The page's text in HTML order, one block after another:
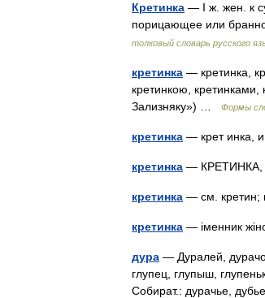
Кретинка — I ж. жен. к
порицающее или
толковый словарь русского
кретинка — кретинка,
кретинкою, кретинками,
Зализняку») …
Формы
кретинка — крет инка,
кретинка — КРЕТИНКА,
кретинка — см. кретин;
кретинка — іменник
дура — Дуралей,
глупец, глупыш,
Собират.: дурачье,